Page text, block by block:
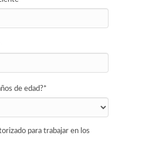
de edad?*
para trabajar en los